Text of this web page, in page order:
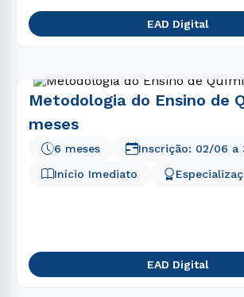
EAD Digital
Metodologia do Ensino de
meses
Início Imediato
6 meses Inscrição: 02/06 a
EAD Digital